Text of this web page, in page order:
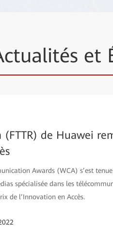
et
de Huawei
Awards (WCA) s’est
spécialisée dans les
de l’Innovation en Accès.